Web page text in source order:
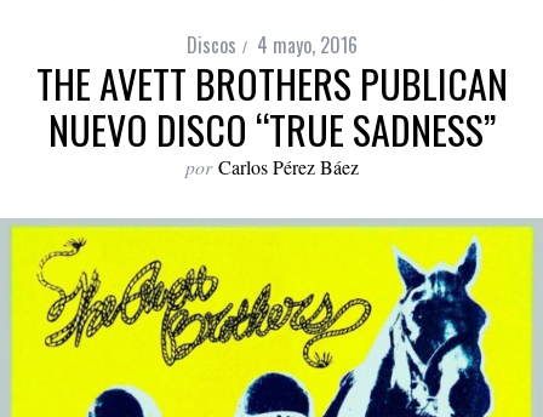
Discos 4 mayo, 2016
THE AVETT BROTHERS PUBLICAN
NUEVO DISCO “TRUE SADNESS”
por Carlos Pérez Báez